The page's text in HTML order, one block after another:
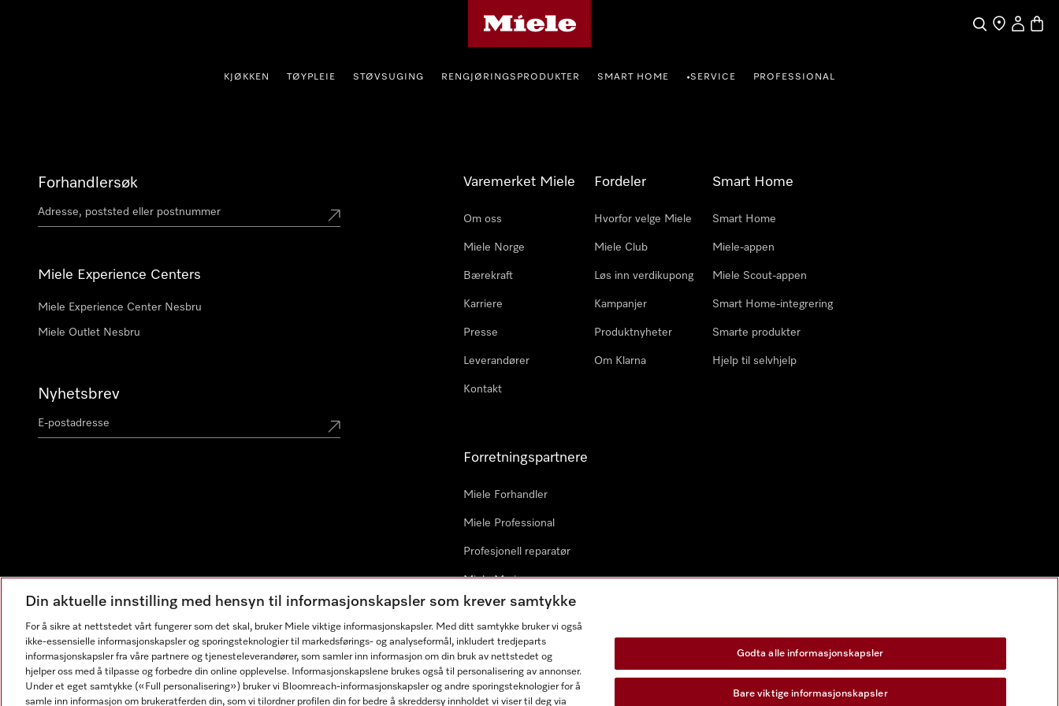
Søk
Finn enMin Konto
KJØKKEN TØYPLEIE STØVSUGING RENGJØRINGSPRODUKTER SMART HOME •SERVICE PROFESSIONAL
Forhandlersøk
Miele Experience Centers
Miele Experience Center Nesbru
Miele Outlet Nesbru
Nyhetsbrev
Varemerket Miele
Om oss
Miele Norge
Bærekraft
Karriere
Presse
Leverandører
Kontakt
Fordeler
Hvorfor velge Miele
Miele Club
Løs inn verdikupong
Kampanjer
Produktnyheter
Om Klarna
Smart Home
Smart Home
Miele-appen
Miele Scout-appen
Smart Home-integrering
Smarte produkter
Hjelp til selvhjelp
Forretningspartnere
Miele Forhandler
Miele Professional
Profesjonell reparatør
Miele Marine
Arkitekter & byggherrer
Din aktuelle innstilling med hensyn til informasjonskapsler som krever samtykke
For å sikre at nettstedet vårt fungerer som det skal, bruker Miele viktige informasjonskapsler. Med ditt samtykke bruker vi også
ikke-essensielle informasjonskapsler og sporingsteknologier til markedsførings- og analyseformål, inkludert tredjeparts
informasjonskapsler fra våre partnere og tjenesteleverandører, som samler inn informasjon om din bruk av nettstedet og
hjelper oss med å tilpasse og forbedre din online opplevelse. Informasjonskapslene brukes også til personalisering av annonser.
Under et eget samtykke («Full personalisering») bruker vi Bloomreach-informasjonskapsler og andre sporingsteknologier for å
samle inn informasjon om brukeratferden din, som vi tilordner profilen din for bedre å skreddersy innholdet vi viser til deg via
Godta alle informasjonskapsler
Bare viktige informasjonskapsler